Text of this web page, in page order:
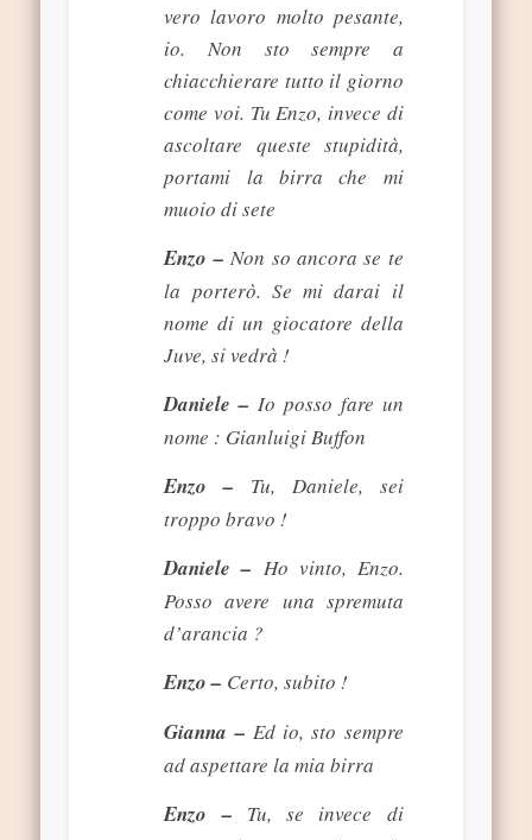
vero lavoro molto pesante,
io. Non sto sempre a
chiacchierare tutto il giorno
come voi. Tu Enzo, invece di
ascoltare queste stupidità,
portami la birra che mi
muoio di sete
Enzo – Non so ancora se te
la porterò. Se mi darai il
nome di un giocatore della
Juve, si vedrà !
Daniele – Io posso fare un
nome : Gianluigi Buffon
Enzo – Tu, Daniele, sei
troppo bravo !
Daniele – Ho vinto, Enzo.
Posso avere una spremuta
d’arancia ?
Enzo – Certo, subito !
Gianna – Ed io, sto sempre
ad aspettare la mia birra
Enzo – Tu, se invece di